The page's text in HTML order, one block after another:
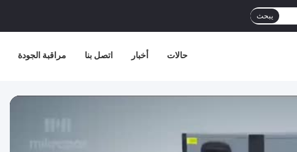
يبحث
مراقبة الجودة اتصل بنا أخبار حالات